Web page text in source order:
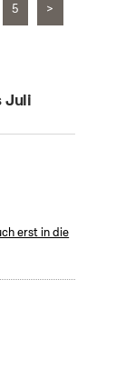
5 >
Juli
erst in die